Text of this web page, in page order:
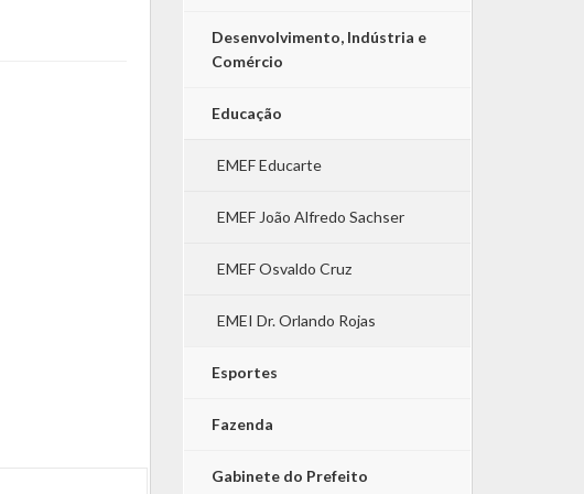
Desenvolvimento, Indústria e
Comércio
Educação
EMEF Educarte
EMEF João Alfredo Sachser
EMEF Osvaldo Cruz
EMEI Dr. Orlando Rojas
Esportes
Fazenda
Gabinete do Prefeito